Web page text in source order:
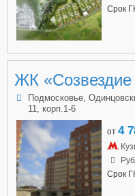
Срок
ЖК
Подмосковье,
11, корп.1-6
от 4
Срок